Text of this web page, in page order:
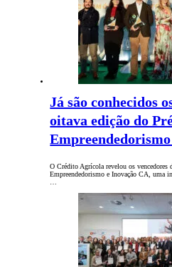
Já são conhecidos
oitava edição do
O Crédito Agrícola revelou os vencedores
Empreendedorismo e Inovação CA, uma
…